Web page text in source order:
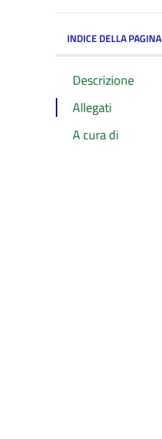
INDICE DELLA PAGINA
Descrizione
Allegati
A cura di